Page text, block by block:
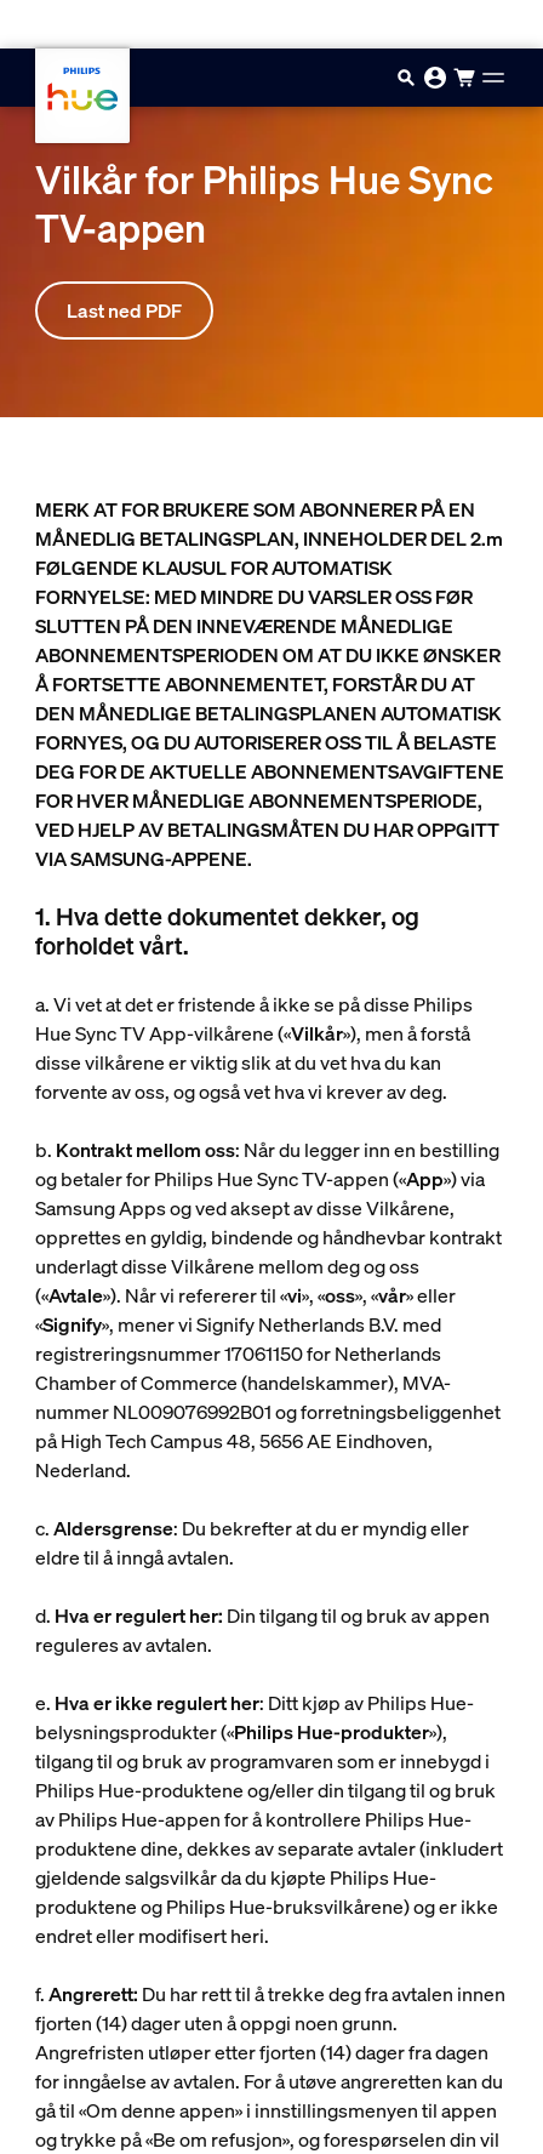
Vilkår for Philips Hue Sync
TV-appen
Last ned PDF
MERK AT FOR BRUKERE SOM ABONNERER PÅ EN
MÅNEDLIG BETALINGSPLAN, INNEHOLDER DEL 2.m
FØLGENDE KLAUSUL FOR AUTOMATISK
FORNYELSE: MED MINDRE DU VARSLER OSS FØR
SLUTTEN PÅ DEN INNEVÆRENDE MÅNEDLIGE
ABONNEMENTSPERIODEN OM AT DU IKKE ØNSKER
Å FORTSETTE ABONNEMENTET, FORSTÅR DU AT
DEN MÅNEDLIGE BETALINGSPLANEN AUTOMATISK
FORNYES, OG DU AUTORISERER OSS TIL Å BELASTE
DEG FOR DE AKTUELLE ABONNEMENTSAVGIFTENE
FOR HVER MÅNEDLIGE ABONNEMENTSPERIODE,
VED HJELP AV BETALINGSMÅTEN DU HAR OPPGITT
VIA SAMSUNG-APPENE.
1. Hva dette dokumentet dekker, og
forholdet vårt.
a. Vi vet at det er fristende å ikke se på disse Philips
Hue Sync TV App-vilkårene («Vilkår»), men å forstå
disse vilkårene er viktig slik at du vet hva du kan
forvente av oss, og også vet hva vi krever av deg.
b. Kontrakt mellom oss: Når du legger inn en bestilling
og betaler for Philips Hue Sync TV-appen («App») via
Samsung Apps og ved aksept av disse Vilkårene,
opprettes en gyldig, bindende og håndhevbar kontrakt
underlagt disse Vilkårene mellom deg og oss
(«Avtale»). Når vi refererer til «vi», «oss», «vår» eller
«Signify», mener vi Signify Netherlands B.V. med
registreringsnummer 17061150 for Netherlands
Chamber of Commerce (handelskammer), MVA-
nummer NL009076992B01 og forretningsbeliggenhet
på High Tech Campus 48, 5656 AE Eindhoven,
Nederland.
c.Aldersgrense: Du bekrefter at du er myndig eller
eldre til å inngå avtalen.
d. Hva er regulert her: Din tilgang til og bruk av appen
reguleres av avtalen.
e. Hva er ikke regulert her: Ditt kjøp av Philips Hue-
belysningsprodukter («Philips Hue-produkter»),
tilgang til og bruk av programvaren som er innebygd i
Philips Hue-produktene og/eller din tilgang til og bruk
av Philips Hue-appen for å kontrollere Philips Hue-
produktene dine, dekkes av separate avtaler (inkludert
gjeldende salgsvilkår da du kjøpte Philips Hue-
produktene og Philips Hue-bruksvilkårene) og er ikke
endret eller modifisert heri.
f.Angrerett: Du har rett til å trekke deg fra avtalen innen
fjorten (14) dager uten å oppgi noen grunn.
Angrefristen utløper etter fjorten (14) dager fra dagen
for inngåelse av avtalen. For å utøve angreretten kan du
gå til «Om denne appen» i innstillingsmenyen til appen
og trykke på «Be om refusjon», og forespørselen din vil